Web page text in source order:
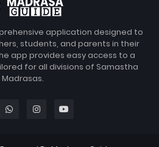
application designed to
students, and parents in their
app provides easy access to a
for all divisions of Samastha
Madrasas.